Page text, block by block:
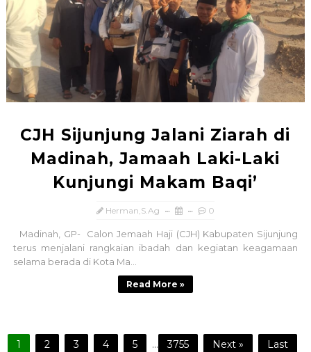
CJH Sijunjung Jalani Ziarah di
Madinah, Jamaah Laki-Laki
Kunjungi Makam Baqi’
Herman,S.Ag 0
Madinah, GP- Calon Jemaah Haji (CJH) Kabupaten Sijunjung
terus menjalani rangkaian ibadah dan kegiatan keagamaan
selama berada di Kota Ma...
Read More »
1 2 3 4 5 ... 3755 Next » Last